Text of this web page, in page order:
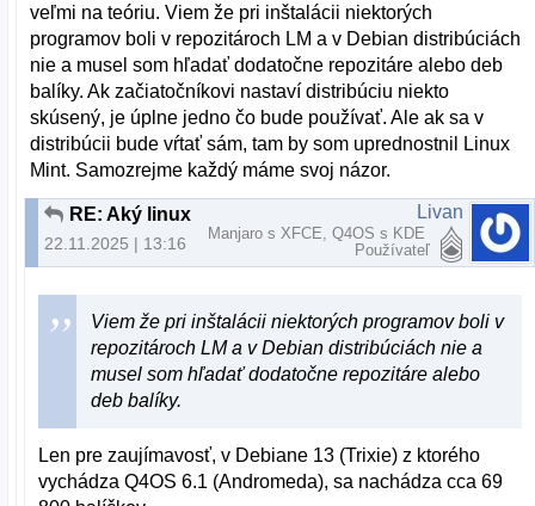
veľmi na teóriu. Viem že pri inštalácii niektorých
programov boli v repozitároch LM a v Debian distribúciách
nie a musel som hľadať dodatočne repozitáre alebo deb
balíky. Ak začiatočníkovi nastaví distribúciu niekto
skúsený, je úplne jedno čo bude používať. Ale ak sa v
distribúcii bude vŕtať sám, tam by som uprednostnil Linux
Mint. Samozrejme každý máme svoj názor.
22.11.2025 | 13:16
Livan
Manjaro s XFCE, Q4OS s KDE
Používateľ
Viem že pri inštalácii niektorých programov boli v
repozitároch LM a v Debian distribúciách nie a
musel som hľadať dodatočne repozitáre alebo
deb balíky.
Len pre zaujímavosť, v Debiane 13 (Trixie) z ktorého
vychádza Q4OS 6.1 (Andromeda), sa nachádza cca 69